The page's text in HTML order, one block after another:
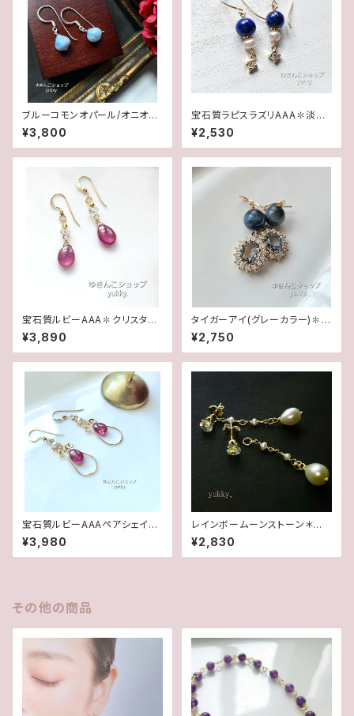
ブルーコモンオパール/オニオン
カット✽Silver925ピアス/イヤ
リング★
¥3,800
宝石質ラピスラズリAAA✽淡水
パール14kgfピアス/イヤリング
¥2,530
宝石質ルビーAAA✽クリスタル1
4kgfデザインピアス/イヤリング
¥3,890
タイガーアイ(グレーカラー)✽フ
レームガラス14kgfピアス/イヤ
リング
¥2,750
宝石質ルビーAAAペアシェイプ
✽淡水パール14kgfデザインピ
アス/イヤリング
¥3,980
レインボームーンストーン＊淡
水2wayポストピアス14kgf
¥2,830
その他の商品